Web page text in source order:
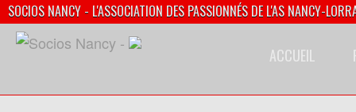
SOCIOS NANCY - L'ASSOCIATION DES PASSIONNÉS DE L'AS NANCY-
ACCUEIL